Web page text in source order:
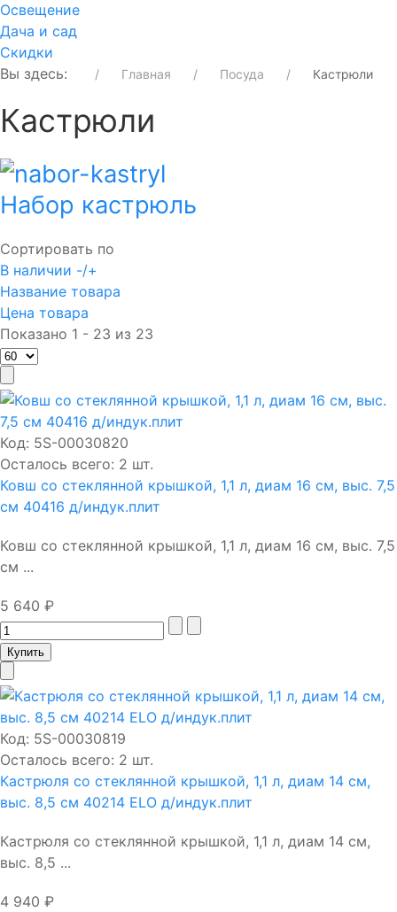
Освещение
Дача и сад
Скидки
Вы здесь:
Главная Посуда Кастрюли
Кастрюли
Набор кастрюль
Сортировать по
В наличии -/+
Название товара
Цена товара
Показано 1 - 23 из 23
Код: 5S-00030820
Осталось всего: 2 шт.
Ковш со стеклянной крышкой, 1,1 л, диам 16 см, выс. 7,5
см 40416 д/индук.плит
Ковш со стеклянной крышкой, 1,1 л, диам 16 см, выс. 7,5
см ...
5 640 ₽
Код: 5S-00030819
Осталось всего: 2 шт.
Кастрюля со стеклянной крышкой, 1,1 л, диам 14 см,
выс. 8,5 см 40214 ELO д/индук.плит
Кастрюля со стеклянной крышкой, 1,1 л, диам 14 см,
выс. 8,5 ...
4 940 ₽